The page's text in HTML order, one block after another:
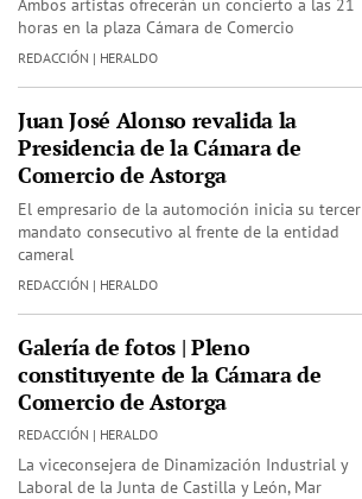
Ambos artistas ofrecerán un concierto a las 21
horas en la plaza Cámara de Comercio
REDACCIÓN | HERALDO
Juan José Alonso revalida la
Presidencia de la Cámara de
Comercio de Astorga
El empresario de la automoción inicia su tercer
mandato consecutivo al frente de la entidad
cameral
REDACCIÓN | HERALDO
Galería de fotos | Pleno
constituyente de la Cámara de
Comercio de Astorga
REDACCIÓN | HERALDO
La viceconsejera de Dinamización Industrial y
Laboral de la Junta de Castilla y León, Mar